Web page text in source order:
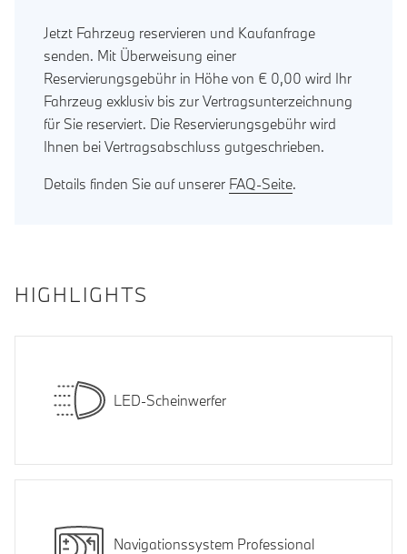
Jetzt Fahrzeug reservieren und Kaufanfrage
senden. Mit Überweisung einer
Reservierungsgebühr in Höhe von € 0,00 wird Ihr
Fahrzeug exklusiv bis zur Vertragsunterzeichnung
für Sie reserviert. Die Reservierungsgebühr wird
Ihnen bei Vertragsabschluss gutgeschrieben.
Details finden Sie auf unserer FAQ-Seite.
HIGHLIGHTS
LED-Scheinwerfer
Navigationssystem Professional